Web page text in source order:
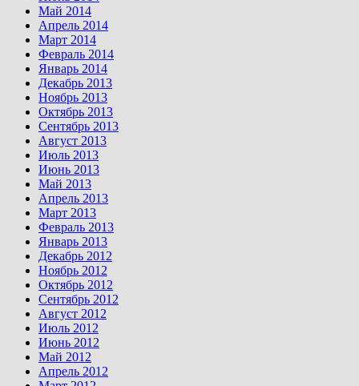
Май 2014
Апрель 2014
Март 2014
Февраль 2014
Январь 2014
Декабрь 2013
Ноябрь 2013
Октябрь 2013
Сентябрь 2013
Август 2013
Июль 2013
Июнь 2013
Май 2013
Апрель 2013
Март 2013
Февраль 2013
Январь 2013
Декабрь 2012
Ноябрь 2012
Октябрь 2012
Сентябрь 2012
Август 2012
Июль 2012
Июнь 2012
Май 2012
Апрель 2012